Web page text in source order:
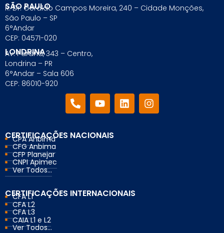
SÃO PAULO
R. Dr. Geraldo Campos Moreira, 240 – Cidade Monções,
São Paulo – SP
6°Andar
CEP: 04571-020
LONDRINA
Av. Paraná, 343 – Centro,
Londrina – PR
6°Andar – Sala 606
CEP: 86010-920
CERTIFICAÇÕES NACIONAIS
CPA Anbima
CFG Anbima
CFP Planejar
CNPI Apimec
Ver Todos...
CERTIFICAÇÕES INTERNACIONAIS
CFA L1
CFA L2
CFA L3
CAIA L1 e L2
Ver Todos...